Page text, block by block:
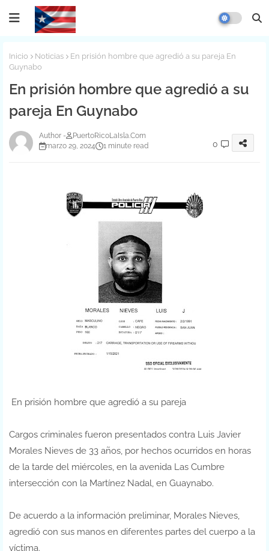
Inicio Noticias
En prisión hombre que agredió a su pareja En
Guynabo
En prisión hombre que agredió a su
pareja En Guynabo
PuertoRicoLaIsla.Com
marzo 29, 2024
1 minute read 0
En prisión hombre que agredió a su pareja
Cargos criminales fueron presentados contra Luis Javier
Morales Nieves de 33 años, por hechos ocurridos en horas
de la tarde del miércoles, en la avenida Las Cumbre
intersección con la Martínez Nadal, en Guaynabo.
De acuerdo a la información preliminar, Morales Nieves,
agredió con sus manos en diferentes partes del cuerpo a la
víctima.